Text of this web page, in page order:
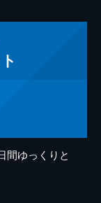
間ゆっくりと